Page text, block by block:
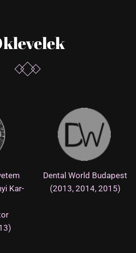
Kar-
Dental World Budapest
(2013, 2014, 2015)